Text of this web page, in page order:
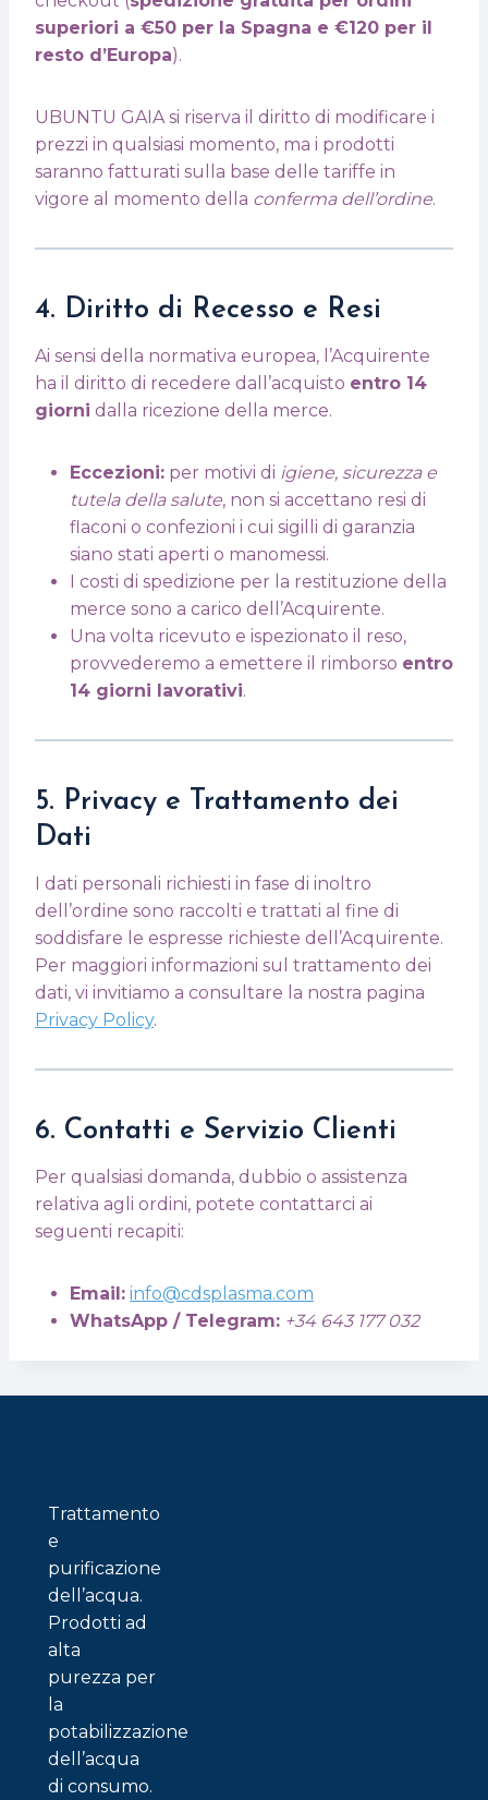
superiori a €50 per la Spagna e €120 per il
resto d’Europa).
UBUNTU GAIA si riserva il diritto di modificare i
prezzi in qualsiasi momento, ma i prodotti
saranno fatturati sulla base delle tariffe in
vigore al momento della conferma dell’ordine.
4. Diritto di Recesso e Resi
Ai sensi della normativa europea, l’Acquirente
ha il diritto di recedere dall’acquisto entro 14
giorni dalla ricezione della merce.
Eccezioni: per motivi di igiene, sicurezza e
tutela della salute, non si accettano resi di
flaconi o confezioni i cui sigilli di garanzia
siano stati aperti o manomessi.
I costi di spedizione per la restituzione della
merce sono a carico dell’Acquirente.
Una volta ricevuto e ispezionato il reso,
provvederemo a emettere il rimborso entro
14 giorni lavorativi.
5. Privacy e Trattamento dei
Dati
I dati personali richiesti in fase di inoltro
dell’ordine sono raccolti e trattati al fine di
soddisfare le espresse richieste dell’Acquirente.
Per maggiori informazioni sul trattamento dei
dati, vi invitiamo a consultare la nostra pagina
Privacy Policy.
6. Contatti e Servizio Clienti
Per qualsiasi domanda, dubbio o assistenza
relativa agli ordini, potete contattarci ai
seguenti recapiti:
Email: info@cdsplasma.com
WhatsApp / Telegram: +34 643 177 032
Trattamento
e
purificazione
dell’acqua.
Prodotti ad
alta
purezza per
la
potabilizzazione
dell’acqua
di consumo.